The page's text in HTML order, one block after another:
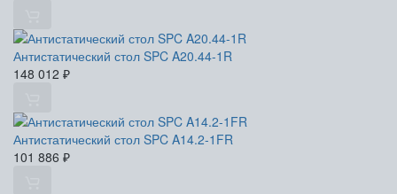
Антистатический стол SPC A20.44-1R
148 012 ₽
Антистатический стол SPC A14.2-1FR
101 886 ₽